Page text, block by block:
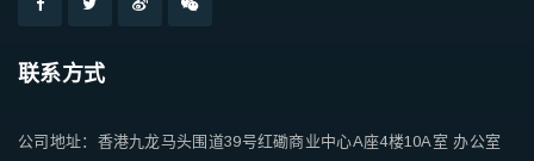
联系方式
公司地址：香港九龙马头围道39号红磡商业中心A座4楼10A室 办公室